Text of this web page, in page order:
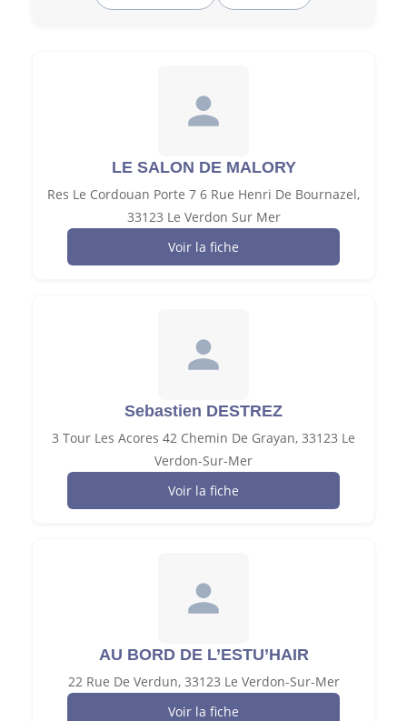
LE SALON DE MALORY
Res Le Cordouan Porte 7 6 Rue Henri De Bournazel,
33123 Le Verdon Sur Mer
Voir la fiche
Sebastien DESTREZ
3 Tour Les Acores 42 Chemin De Grayan, 33123 Le
Verdon-Sur-Mer
Voir la fiche
AU BORD DE L’ESTU’HAIR
22 Rue De Verdun, 33123 Le Verdon-Sur-Mer
Voir la fiche